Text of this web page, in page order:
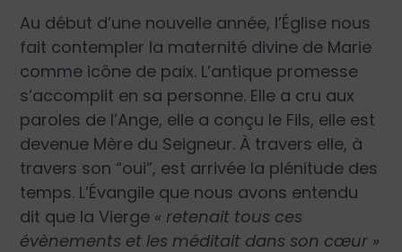
Au début d’une nouvelle année, l’Église nous
fait contempler la maternité divine de Marie
comme icône de paix. L’antique promesse
s’accomplit en sa personne. Elle a cru aux
paroles de l’Ange, elle a conçu le Fils, elle est
devenue Mère du Seigneur. À travers elle, à
travers son “oui”, est arrivée la plénitude des
temps. L’Évangile que nous avons entendu
dit que la Vierge « retenait tous ces
évènements et les méditait dans son cœur »